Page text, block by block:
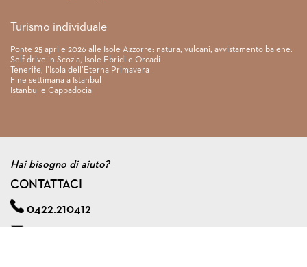
Turismo individuale
Ponte 25 aprile 2026 alle Isole Azzorre: natura, vulcani, avvistamento balene.
Self drive in Scozia, Isole Ebridi e Orcadi
Tenerife, l’Isola dell’Eterna Primavera
Fine settimana a Istanbul
Istanbul e Cappadocia
Hai bisogno di aiuto?
CONTATTACI
0422.210412